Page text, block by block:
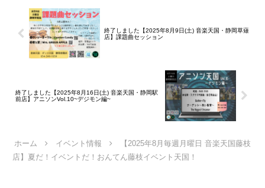
終了しました【2025年8月9日(土) 音楽天国・静岡草薙
店】課題曲セッション
終了しました【2025年8月16日(土) 音楽天国・静岡駅
前店】アニソンVol.10~デジモン編~
ホーム イベント情報
【2025年8月毎週月曜日 音楽天国藤枝
店】夏だ！イベントだ！おんてん藤枝イベント天国！